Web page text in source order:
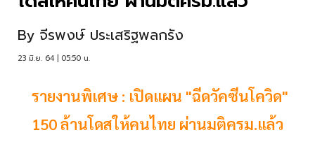
By จีรพงษ์ ประเสริฐพลกรัง
23 มิ.ย. 64 | 05:50 น.
รายงานพิเศษ : เปิดแผน "ฉีดวัคซีนโควิด"
150 ล้านโดสให้คนไทย ผ่านมติครม.แล้ว